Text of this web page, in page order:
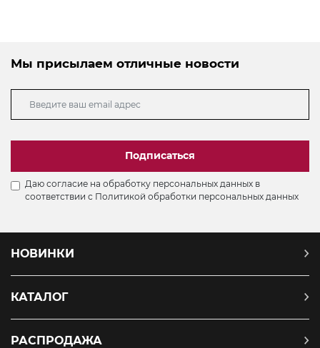
Мы присылаем отличные новости
Подписаться
Даю согласие на обработку персональных данных в
соответствии с Политикой обработки персональных данных
НОВИНКИ
КАТАЛОГ
РАСПРОДАЖА